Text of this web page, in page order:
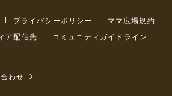
プライバシーポリシー
ママ広場規約
ア配信先 コミュニティガイドライン
わせ